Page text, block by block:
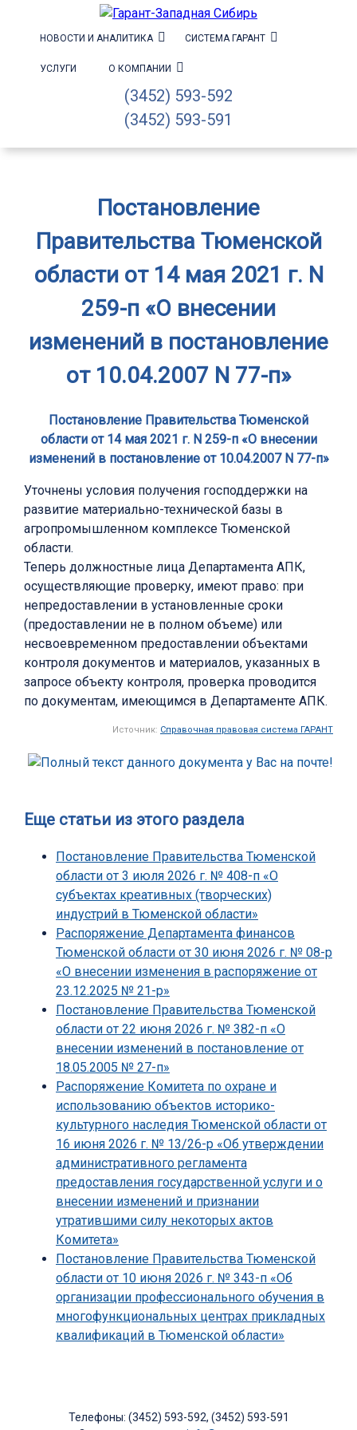
НОВОСТИ И АНАЛИТИКА СИСТЕМА ГАРАНТ
УСЛУГИ О КОМПАНИИ
(3452) 593-592
(3452) 593-591
Постановление
Правительства Тюменской
области от 14 мая 2021 г. N
259-п «О внесении
изменений в постановление
от 10.04.2007 N 77-п»
Постановление Правительства Тюменской
области от 14 мая 2021 г. N 259-п «О внесении
изменений в постановление от 10.04.2007 N 77-п»
Уточнены условия получения господдержки на
развитие материально-технической базы в
агропромышленном комплексе Тюменской
области.
Теперь должностные лица Департамента АПК,
осуществляющие проверку, имеют право: при
непредоставлении в установленные сроки
(предоставлении не в полном объеме) или
несвоевременном предоставлении объектами
контроля документов и материалов, указанных в
запросе объекту контроля, проверка проводится
по документам, имеющимся в Департаменте АПК.
Источник: Справочная правовая система ГАРАНТ
Еще статьи из этого раздела
Постановление Правительства Тюменской
области от 3 июля 2026 г. № 408-п «О
субъектах креативных (творческих)
индустрий в Тюменской области»
Распоряжение Департамента финансов
Тюменской области от 30 июня 2026 г. № 08-р
«О внесении изменения в распоряжение от
23.12.2025 № 21-р»
Постановление Правительства Тюменской
области от 22 июня 2026 г. № 382-п «О
внесении изменений в постановление от
18.05.2005 № 27-п»
Распоряжение Комитета по охране и
использованию объектов историко-
культурного наследия Тюменской области от
16 июня 2026 г. № 13/26-р «Об утверждении
административного регламента
предоставления государственной услуги и о
внесении изменений и признании
утратившими силу некоторых актов
Комитета»
Постановление Правительства Тюменской
области от 10 июня 2026 г. № 343-п «Об
организации профессионального обучения в
многофункциональных центрах прикладных
квалификаций в Тюменской области»
Телефоны: (3452) 593-592, (3452) 593-591